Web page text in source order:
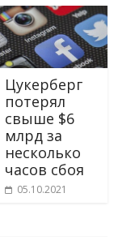
Цукерберг
потерял
свыше $6
млрд за
несколько
часов сбоя
05.10.2021